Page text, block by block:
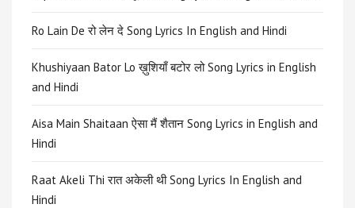
Ro Lain De रो लेन दे Song Lyrics In English and Hindi
Khushiyaan Bator Lo ख़ुशियाँ बटोर लो Song Lyrics in English
and Hindi
Aisa Main Shaitaan ऐसा मैं शैतान Song Lyrics in English and
Hindi
Raat Akeli Thi रात अकेली थी Song Lyrics In English and
Hindi